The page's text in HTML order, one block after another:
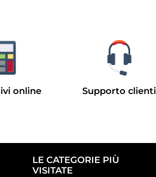
online Supporto clienti
LE CATEGORIE PIÙ
VISITATE